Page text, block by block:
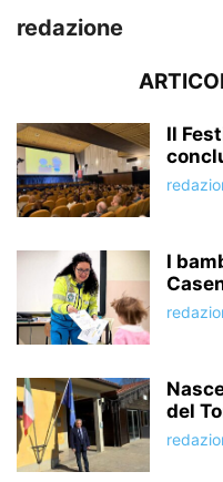
redazione
Il
I
del